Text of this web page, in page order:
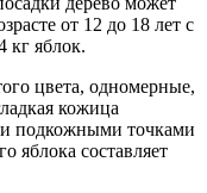
от 12 до 18 лет с
кг яблок.
цвета, одномерные,
кожица
подкожными точками
яблока составляет